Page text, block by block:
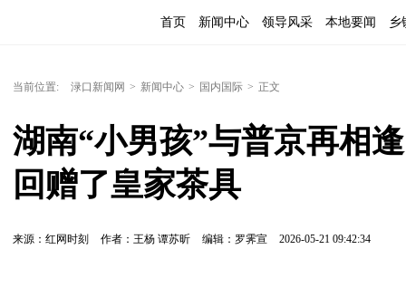
首页 新闻中心 领导风采 本地要闻 乡
当前位置: 渌口新闻网 > 新闻中心 > 国内国际 > 正文
湖南“小男孩”与普京再相
回赠了皇家茶具
来源：红网时刻 作者：王杨 谭苏昕 编辑：罗霁宣 2026-05-21 09:42:34